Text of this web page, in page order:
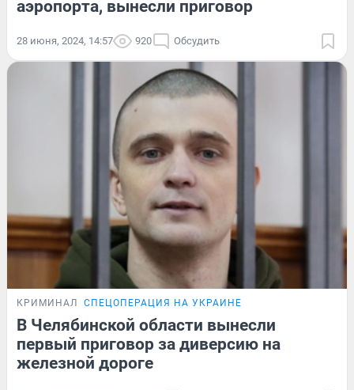
аэропорта, вынесли приговор
28 июня, 2024, 14:57 920 Обсудить
КРИМИНАЛ СПЕЦОПЕРАЦИЯ НА УКРАИНЕ
В Челябинской области вынесли
первый приговор за диверсию на
железной дороге